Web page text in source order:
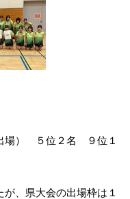
場） ５位２名 ９位１
、県大会の出場枠は１